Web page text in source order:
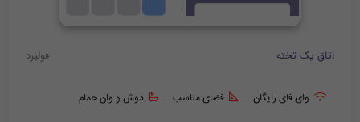
اتاق یک تخته فولبرد
وای فای رایگان فضای مناسب دوش و وان حمام